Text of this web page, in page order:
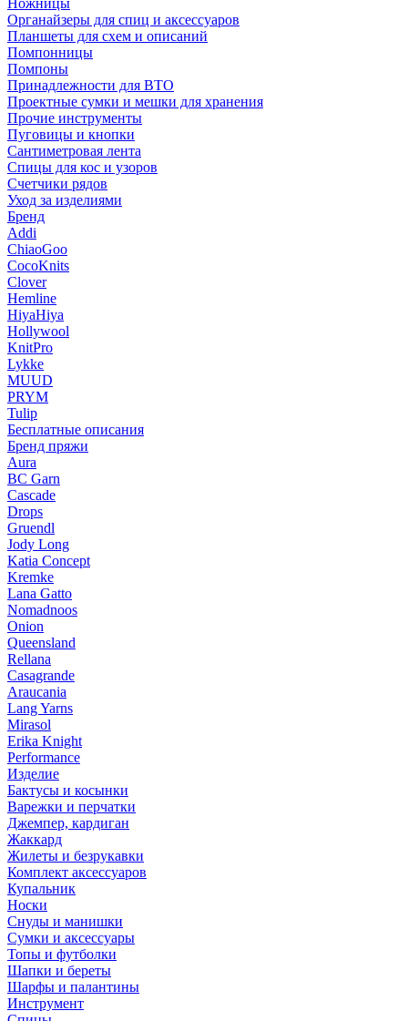
Ножницы
Органайзеры для спиц и аксессуаров
Планшеты для схем и описаний
Помпонницы
Помпоны
Принадлежности для ВТО
Проектные сумки и мешки для хранения
Прочие инструменты
Пуговицы и кнопки
Сантиметровая лента
Спицы для кос и узоров
Счетчики рядов
Уход за изделиями
Бренд
Addi
ChiaoGoo
CocoKnits
Clover
Hemline
HiyaHiya
Hollywool
KnitPro
Lykke
MUUD
PRYM
Tulip
Бесплатные описания
Бренд пряжи
Aura
BC Garn
Cascade
Drops
Gruendl
Jody Long
Katia Concept
Kremke
Lana Gatto
Nomadnoos
Onion
Queensland
Rellana
Casagrande
Araucania
Lang Yarns
Mirasol
Erika Knight
Performance
Изделие
Бактусы и косынки
Варежки и перчатки
Джемпер, кардиган
Жаккард
Жилеты и безрукавки
Комплект аксессуаров
Купальник
Носки
Снуды и манишки
Сумки и аксессуары
Топы и футболки
Шапки и береты
Шарфы и палантины
Инструмент